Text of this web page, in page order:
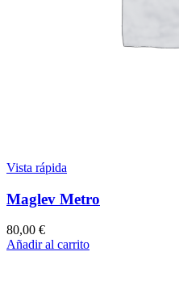
Vista rápida
Maglev Metro
80,00 €
Añadir al carrito